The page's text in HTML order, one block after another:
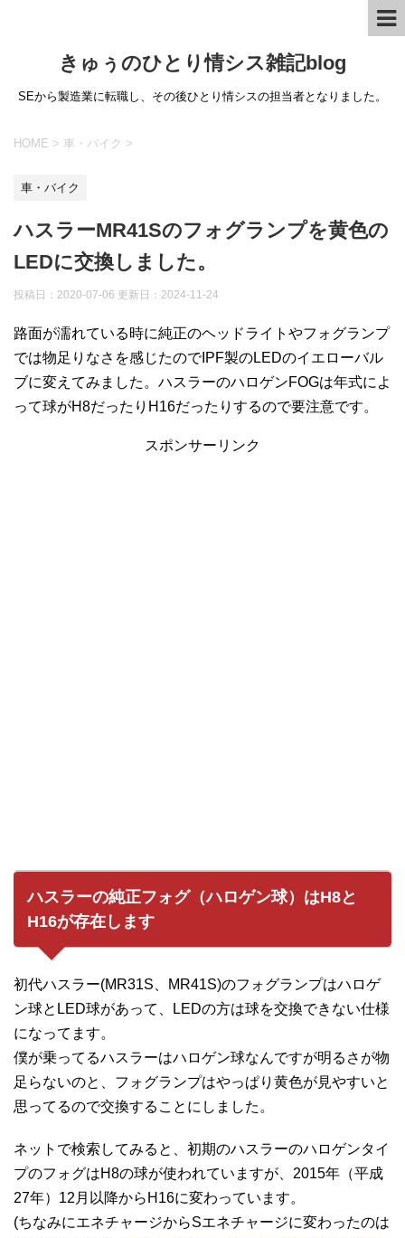
きゅぅのひとり情シス雑記blog
SEから製造業に転職し、その後ひとり情シスの担当者となりました。
HOME > 車・バイク >
車・バイク
ハスラーMR41Sのフォグランプを黄色の
LEDに交換しました。
投稿日：2020-07-06 更新日： 2024-11-24
路面が濡れている時に純正のヘッドライトやフォグランプ
では物足りなさを感じたのでIPF製のLEDのイエローバル
ブに変えてみました。ハスラーのハロゲンFOGは年式によ
って球がH8だったりH16だったりするので要注意です。
スポンサーリンク
ハスラーの純正フォグ（ハロゲン球）はH8と
H16が存在します
初代ハスラー(MR31S、MR41S)のフォグランプはハロゲ
ン球とLED球があって、LEDの方は球を交換できない仕様
になってます。
僕が乗ってるハスラーはハロゲン球なんですが明るさが物
足らないのと、フォグランプはやっぱり黄色が見やすいと
思ってるので交換することにしました。
ネットで検索してみると、初期のハスラーのハロゲンタイ
プのフォグはH8の球が使われていますが、2015年（平成
27年）12月以降からH16に変わっています。
(ちなみにエネチャージからSエネチャージに変わったのは